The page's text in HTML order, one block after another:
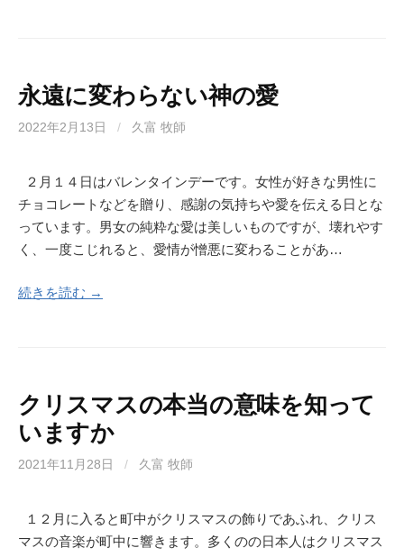
永遠に変わらない神の愛
2022年2月13日 / 久富 牧師
２月１４日はバレンタインデーです。女性が好きな男性に
チョコレートなどを贈り、感謝の気持ちや愛を伝える日とな
っています。男女の純粋な愛は美しいものですが、壊れやす
く、一度こじれると、愛情が憎悪に変わることがあ…
続きを読む →
クリスマスの本当の意味を知って
いますか
2021年11月28日 / 久富 牧師
１２月に入ると町中がクリスマスの飾りであふれ、クリス
マスの音楽が町中に響きます。多くのの日本人はクリスマス